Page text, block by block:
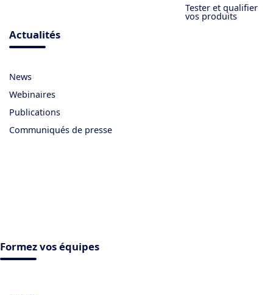
Tester et qualifier
vos produits
Actualités
News
Webinaires
Publications
Communiqués de presse
Formez vos équipes